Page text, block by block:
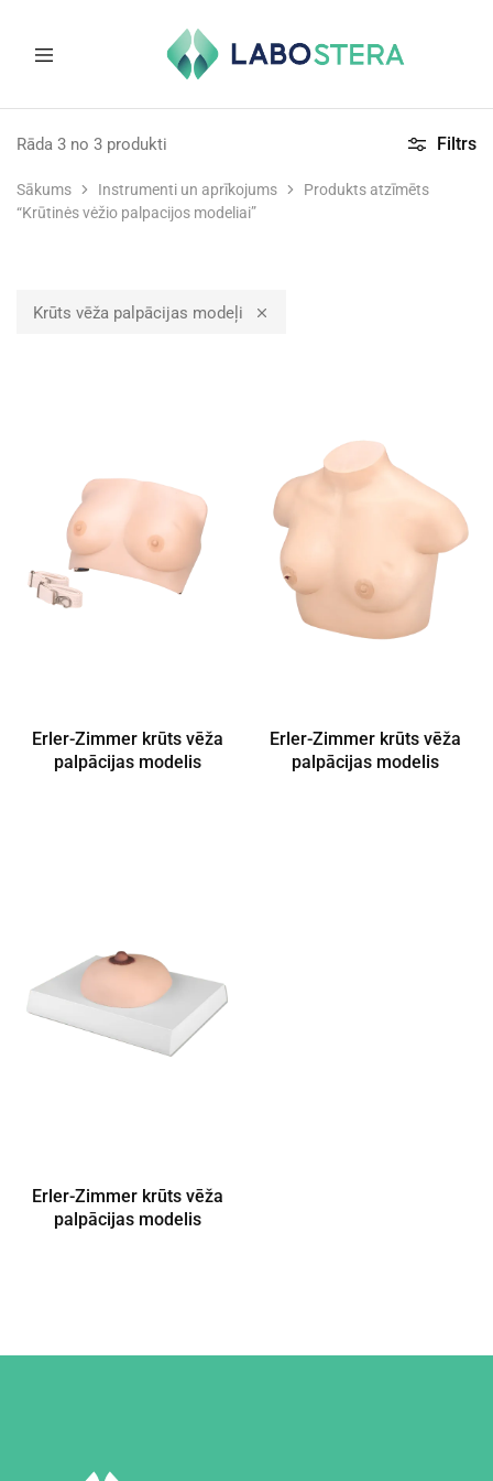
un
medicīnas
Sākums Instrumenti un aprīkojums
Produkts atzīmēts
“Krūtinės vėžio palpacijos modeliai”
Filtrs
Rāda 3 no 3 produkti
Krūts vēža palpācijas modeļi
Erler-Zimmer krūts vēža
palpācijas modelis
Erler-Zimmer krūts vēža
palpācijas modelis
Erler-Zimmer krūts vēža
palpācijas modelis